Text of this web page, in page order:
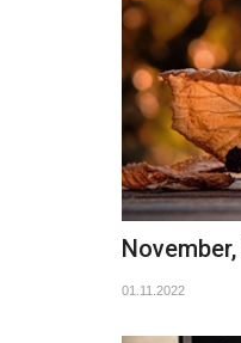
01.11.2022